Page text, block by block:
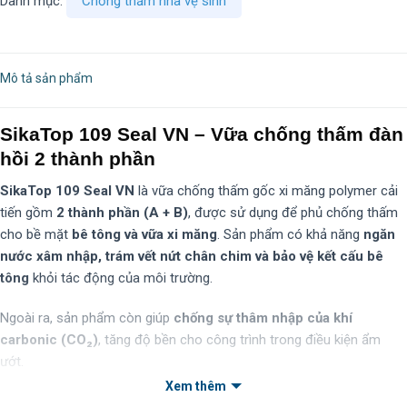
Mô tả sản phẩm
SikaTop 109 Seal VN – Vữa chống thấm đàn
hồi 2 thành phần
SikaTop 109 Seal VN là vữa chống thấm gốc xi măng polymer cải
tiến gồm 2 thành phần (A + B), được sử dụng để phủ chống thấm
cho bề mặt bê tông và vữa xi măng. Sản phẩm có khả năng ngăn
nước xâm nhập, trám vết nứt chân chim và bảo vệ kết cấu bê
tông khỏi tác động của môi trường.
Ngoài ra, sản phẩm còn giúp chống sự thâm nhập của khí
carbonic (CO₂), tăng độ bền cho công trình trong điều kiện ẩm
ướt.
Xem thêm